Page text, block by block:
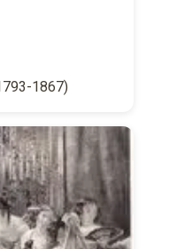
1867)